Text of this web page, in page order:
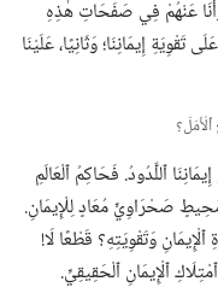
قَرَأْنَا عَنْهُمْ فِي صَفَحَاتِ هٰذِهِ
تَقْوِيَةِ إِيمَانِنَا؛‏ وَثَانِيًا،‏ عَلَيْنَا
ٱللَّدُودُ.‏ فَحَاكِمُ ٱلْعَالَمِ
صَحْرَاوِيٍّ مُعَادٍ لِلْإِيمَانِ.‏
وَتَقْوِيَتِهِ؟‏ قَطْعًا لَا!‏
ٱلْإِيمَانِ ٱلْحَقِيقِيِّ.‏